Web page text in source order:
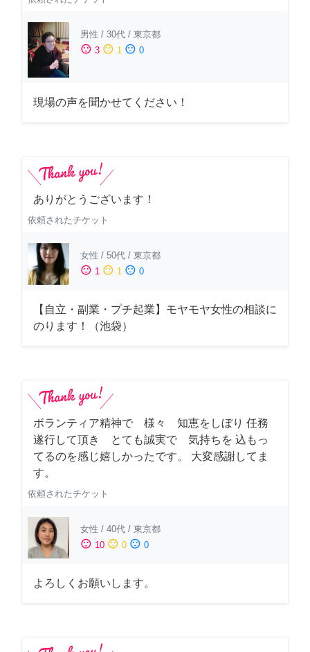
男性 / 30代 / 東京都
sentiment_satisfied 3 sentiment_neutral 1 sentiment_dissatisfied 0
現場の声を聞かせてください！
ありがとうございます！
依頼されたチケット
女性 / 50代 / 東京都
sentiment_satisfied 1 sentiment_neutral 1 sentiment_dissatisfied 0
【自立・副業・プチ起業】モヤモヤ女性の相談に
のります！（池袋）
ボランティア精神で 様々 知恵をしぼり 任務
遂行して頂き とても誠実で 気持ちを 込もっ
てるのを感じ嬉しかったです。 大変感謝してま
す。
依頼されたチケット
女性 / 40代 / 東京都
sentiment_satisfied 10 sentiment_neutral 0 sentiment_dissatisfied 0
よろしくお願いします。